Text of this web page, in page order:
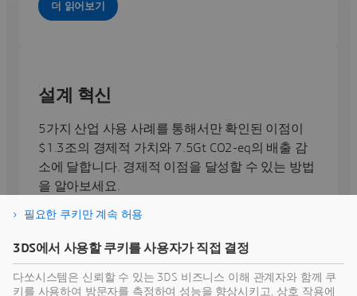
더 읽어보기
설계 혁신
5가지 산업 사용 사례를 통해서만 확인된 이점이
$1.3조의 경제적 가치와 7.5Gt CO2-eq의 배출 감
소에 달합니다. 경제적 이점을 달성할 수 있는 방법
을 알아보세요.
설계 혁신에 대해 자세히 알아보기
필요한 쿠키만 계속 허용
3DS에서 사용할 쿠키를 사용자가 직접 결정
다쏘시스템은 신뢰할 수 있는 3DS 비즈니스 이해 관계자와 함께 쿠
키를 사용하여 방문자를 측정하여 성능을 향상시키고, 상호 작용에